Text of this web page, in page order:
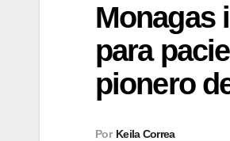
Monagas
para
pionero
Por Keila Correa